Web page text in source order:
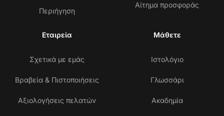
Περιήγηση
Αίτημα προσφοράς
Εταιρεία
Σχετικά με εμάς
Βραβεία & Πιστοποιήσεις
Αξιολογήσεις πελατών
Μάθετε
Ιστολόγιο
Γλωσσάρι
Ακαδημία